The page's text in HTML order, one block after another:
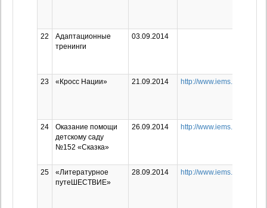
22
Адаптационные
тренинги
03.09.2014
23 «Кросс Нации» 21.09.2014 http://www.iems.ru/news/
24
Оказание помощи
детскому саду
№152 «Сказка»
26.09.2014 http://www.iems.ru/news/
25
«Литературное
путеШЕСТВИЕ»
28.09.2014 http://www.iems.ru/news/